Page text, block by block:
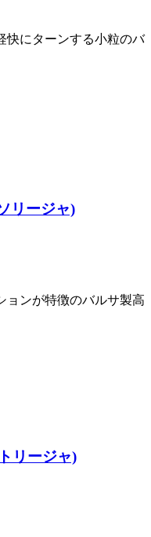
快にターンする小粒のバ
リージャ)
ョンが特徴のバルサ製高
リージャ)